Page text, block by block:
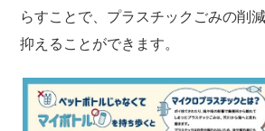
らすことで、プラスチックごみの削
抑えることができます。